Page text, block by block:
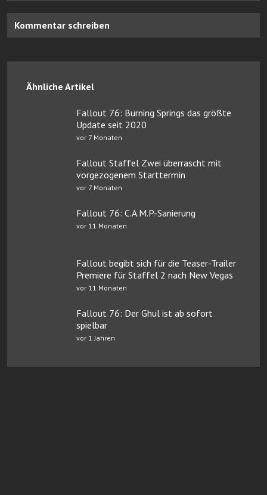
Kommentar schreiben
Ähnliche Artikel
Fallout 76: Burning Springs das größte
Update seit 2020
vor 7 Monaten
Fallout Staffel Zwei überrascht mit
vorgezogenem Starttermin
vor 7 Monaten
Fallout 76: C.A.M.P.-Sanierung
vor 11 Monaten
Fallout begibt sich für die Teaser-Trailer
Premiere für Staffel 2 nach New Vegas
vor 11 Monaten
Fallout 76: Der Ghul ist ab sofort
spielbar
vor 1 Jahren